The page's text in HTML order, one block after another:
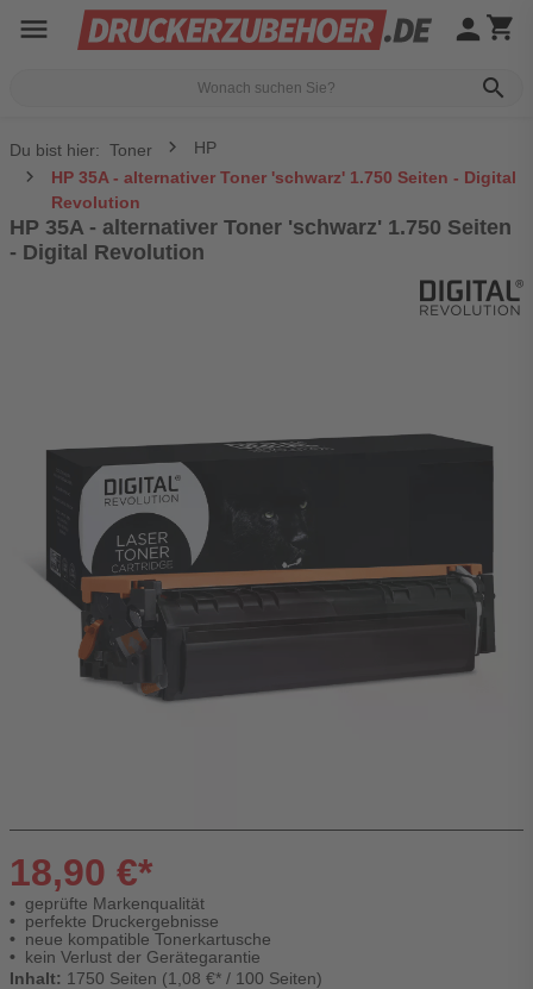
menu
search
person shopping_cart
Du bist hier: Toner
HP
HP 35A - alternativer Toner 'schwarz' 1.750 Seiten - Digital
Revolution
HP 35A - alternativer Toner 'schwarz' 1.750 Seiten
- Digital Revolution
18,90 €*
geprüfte Markenqualität
perfekte Druckergebnisse
neue kompatible Tonerkartusche
kein Verlust der Gerätegarantie
Inhalt: 1750 Seiten (1,08 €* / 100 Seiten)